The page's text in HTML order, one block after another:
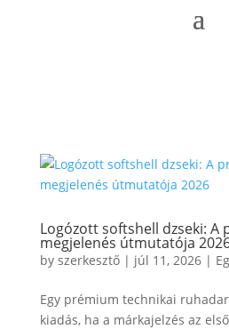
Logózott softshell dzseki: A
megjelenés útmutatója
by szerkesztő| júl 11, 2026|
Egy prémium technikai
kiadás, ha a márkajelzés az